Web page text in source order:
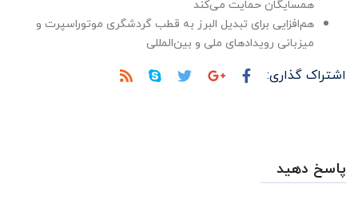
همسایگان حمایت می‌کند
هم‌افزایی برای تبدیل البرز به قطب گردشگری موتوراسپرت و
میزبانی رویدادهای ملی و بین‌المللی
اشتراک گذاری:
پاسخ دهید